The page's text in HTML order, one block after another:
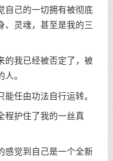
自己的一切拥有被彻底
、灵魂，甚至是我的三
我已经被否定了，被
。
任由功法自行运转。
护住了我的一丝真
觉到自己是一个全新